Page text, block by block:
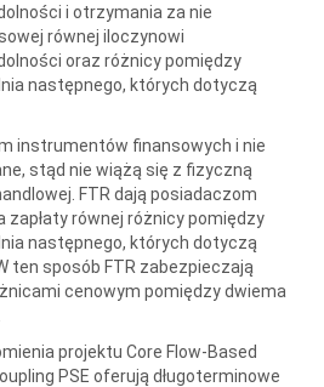
i otrzymania za nie
równej iloczynowi
oraz różnicy pomiędzy
następnego, których dotyczą
instrumentów finansowych i nie
stąd nie wiążą się z fizyczną
FTR dają posiadaczom
zapłaty równej różnicy pomiędzy
następnego, których dotyczą
ten sposób FTR zabezpieczają
cenowym pomiędzy dwiema
projektu Core Flow-Based
PSE oferują długoterminowe